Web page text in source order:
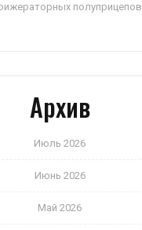
полуприцепов
Архив
Июль 2026
Июнь 2026
Май 2026